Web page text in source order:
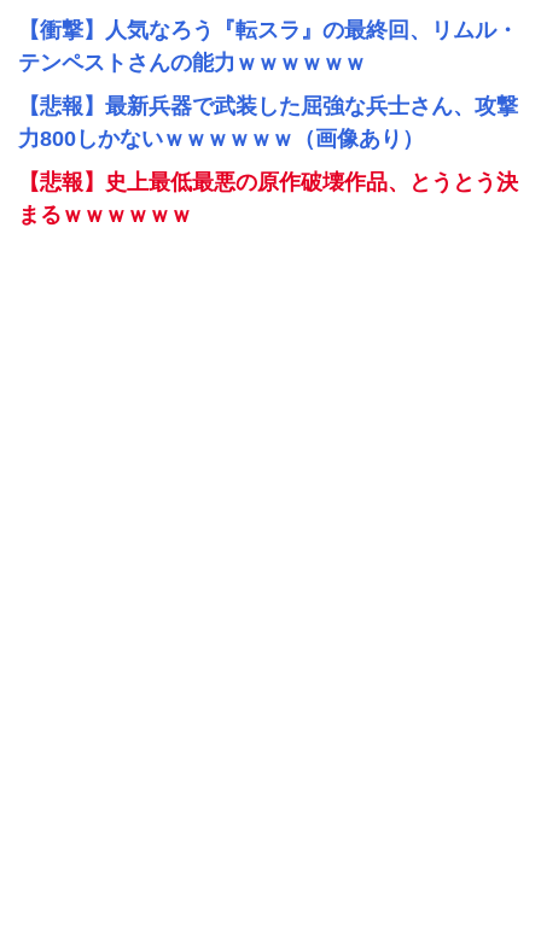
【衝撃】人気なろう『転スラ』の最終回、リムル・
テンペストさんの能力ｗｗｗｗｗｗ
【悲報】最新兵器で武装した屈強な兵士さん、攻撃
力800しかないｗｗｗｗｗｗ（画像あり）
【悲報】史上最低最悪の原作破壊作品、とうとう決
まるｗｗｗｗｗｗ